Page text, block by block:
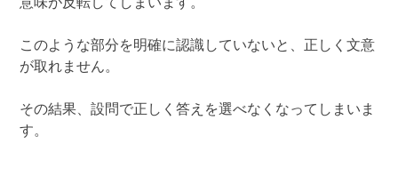
意味が反転してしまいます。
このような部分を明確に認識していないと、正しく文意
が取れません。
その結果、設問で正しく答えを選べなくなってしまいま
す。